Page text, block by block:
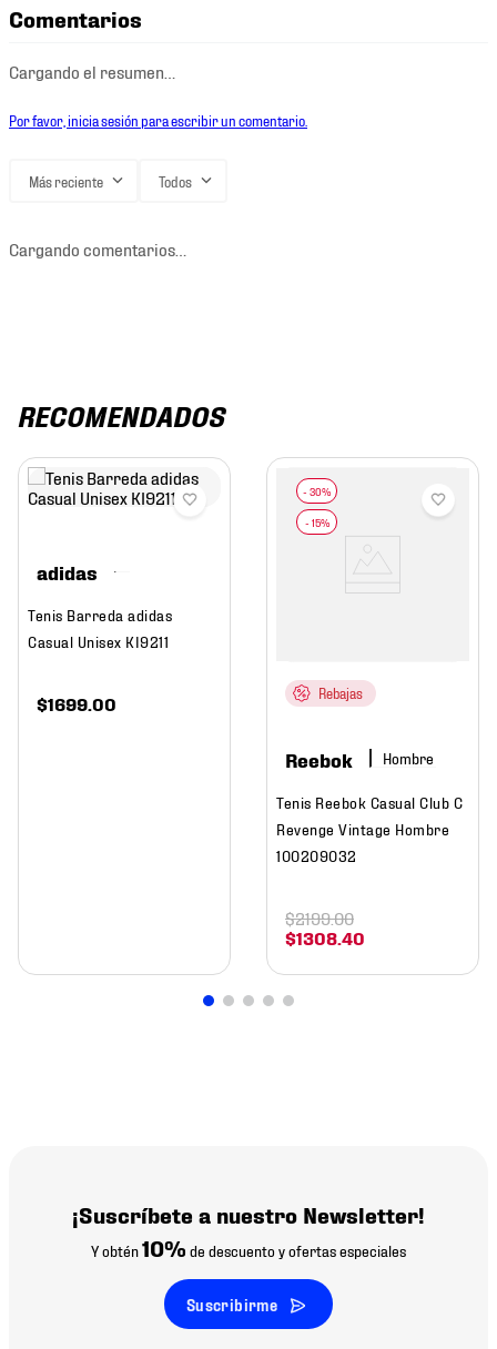
Comentarios
Cargando el resumen…
Por favor, inicia sesión para escribir un comentario.
Más reciente Todos
Cargando comentarios…
RECOMENDADOS
adidas
Tenis Barreda adidas
Casual Unisex KI9211
$1699.00 Rebajas
Reebok Hombre
Tenis Reebok Casual Club C
Revenge Vintage Hombre
100209032
$1308.40
$2199.00
¡Suscríbete a nuestro Newsletter!
Y obtén10% de descuento y ofertas especiales
Suscribirme